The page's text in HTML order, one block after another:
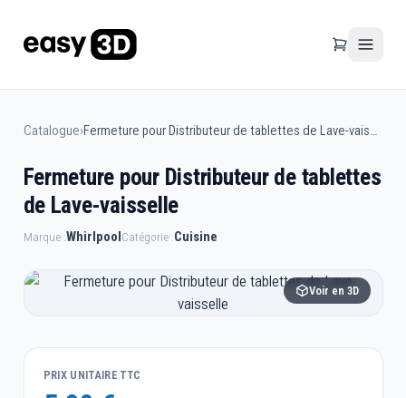
Catalogue›
Fermeture pour Distributeur de tablettes
de Lave-vaisselle
Marque :WhirlpoolCatégorie :Cuisine
Voir en 3D
PRIX UNITAIRE TTC